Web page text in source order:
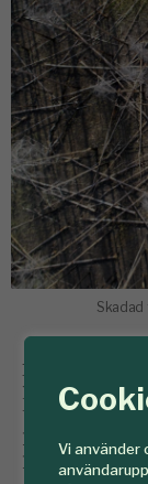
Vi använder
Skadad
Den ukrainska
kartlägger
Ukraina. Med
han var
brandrisk.